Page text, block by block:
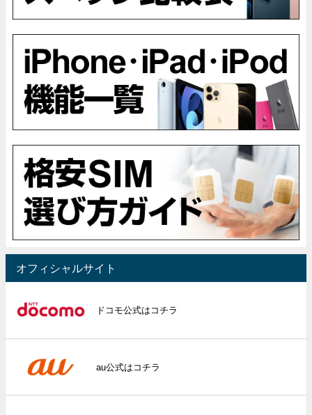
オフィシャルサイト
ドコモ公式はコチラ
au公式はコチラ